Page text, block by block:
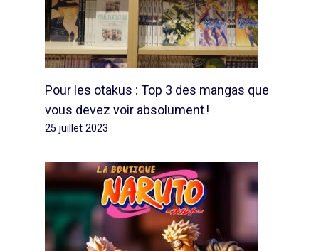
Pour les otakus : Top 3 des mangas que
vous devez voir absolument !
25 juillet 2023